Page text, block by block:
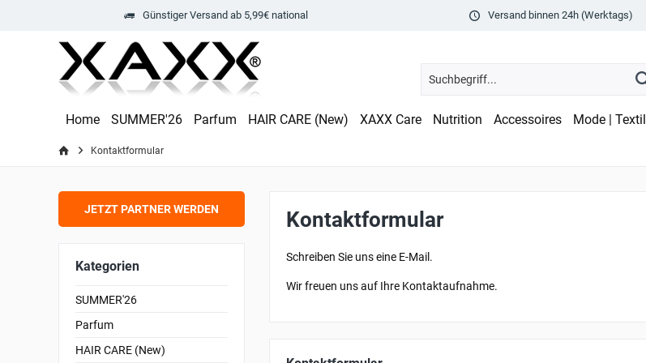
Günstiger Versand ab 5,99€ national Versand binnen 24h (Werktags)
Home SUMMER'26 Parfum HAIR CARE (New) XAXX Care Nutrition Accessoires Mode | Textil
Kontaktformular
JETZT PARTNER WERDEN
Kategorien
SUMMER'26
Parfum
HAIR CARE (New)
Kontaktformular
Schreiben Sie uns eine E-Mail.
Wir freuen uns auf Ihre Kontaktaufnahme.